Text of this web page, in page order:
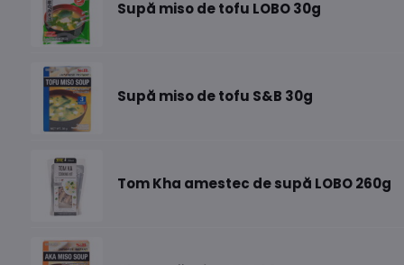
Supă miso de tofu LOBO 30g
Supă miso de tofu S&B 30g
Tom Kha amestec de supă LOBO 260g